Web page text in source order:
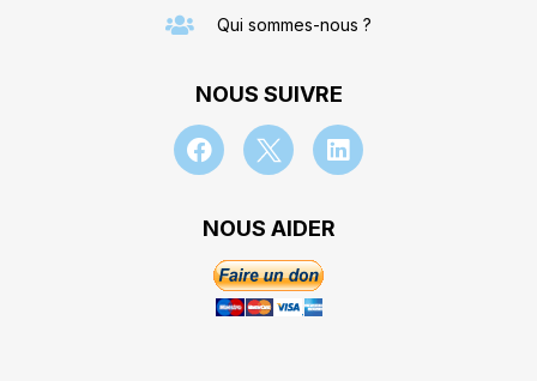
Qui sommes-nous ?
NOUS SUIVRE
NOUS AIDER